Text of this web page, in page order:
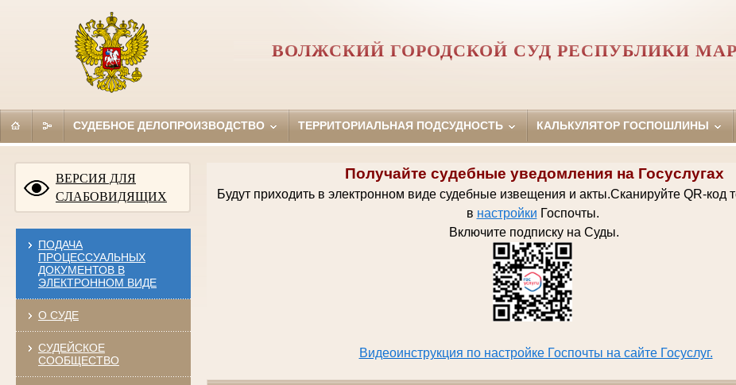
ВОЛЖСКИЙ ГОРОДСКОЙ СУД РЕСПУБЛИКИ
СУДЕБНОЕ ДЕЛОПРОИЗВОДСТВО ТЕРРИТОРИАЛЬНАЯ ПОДСУДНОСТЬ КАЛЬКУЛЯТОР ГОСПОШЛИНЫ
ВЕРСИЯ ДЛЯ
СЛАБОВИДЯЩИХ
ПОДАЧА
ПРОЦЕССУАЛЬНЫХ
ДОКУМЕНТОВ В
ЭЛЕКТРОННОМ ВИДЕ
О СУДЕ
СУДЕЙСКОЕ
СООБЩЕСТВО
Получайте судебные уведомления на Госуслугах
Будут приходить в электронном виде судебные извещения и акты.Сканируйте QR-код
в настройки Госпочты.
Включите подписку на Суды.
Видеоинструкция по настройке Госпочты на сайте Госуслуг.